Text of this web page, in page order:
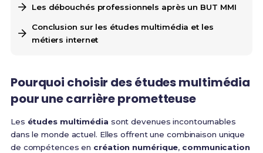
Les débouchés professionnels après un BUT MMI
Conclusion sur les études multimédia et les
métiers internet
Pourquoi choisir des études multimédia
pour une carrière prometteuse
Les études multimédia sont devenues incontournables
dans le monde actuel. Elles offrent une combinaison unique
de compétences en création numérique, communication